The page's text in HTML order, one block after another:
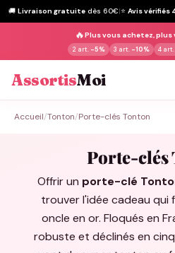
🚚 Livraison gratuite dès 60€|⭐ Avis vérifiés
🔥Plus vous achetez, plus
2 art. -5% 3 art. -10% 4 art.
AssortisMoi
Accueil/Tonton/Porte-clés Tonton
Porte-clés
Offrir un porte-clé
trouver l'idée cadeau qui
oncle en or. Floqués en
robuste et déclinés en